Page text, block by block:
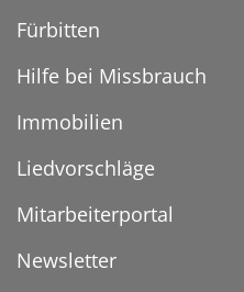
Fürbitten
Hilfe bei Missbrauch
Immobilien
Liedvorschläge
Mitarbeiterportal
Newsletter